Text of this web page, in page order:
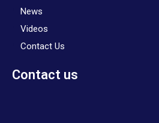
News
Videos
Contact Us
Contact us